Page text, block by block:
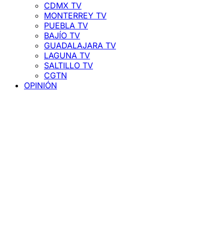
CDMX TV
MONTERREY TV
PUEBLA TV
BAJÍO TV
GUADALAJARA TV
LAGUNA TV
SALTILLO TV
CGTN
OPINIÓN